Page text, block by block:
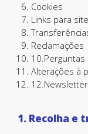
Cookies
Links para
Reclamações
Alterações à
12.Newsletter
1. Recolha e